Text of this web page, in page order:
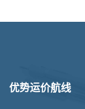
优势运价航线